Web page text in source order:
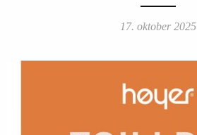
17. oktober 2025